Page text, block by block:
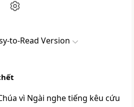
to-Read Version
vì Ngài nghe tiếng kêu cứu